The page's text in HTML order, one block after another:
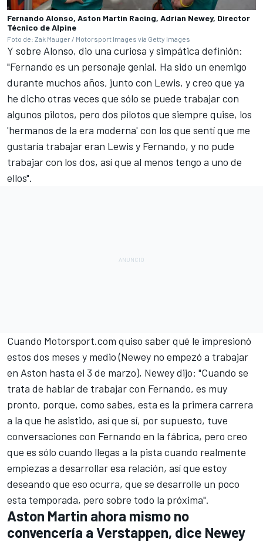
Fernando Alonso, Aston Martin Racing, Adrian Newey, Director
Técnico de Alpine
Foto de: Zak Mauger / Motorsport Images via Getty Images
Y sobre Alonso, dio una curiosa y simpática definión:
"Fernando es un personaje genial. Ha sido un enemigo
durante muchos años, junto con Lewis, y creo que ya
he dicho otras veces que sólo se puede trabajar con
algunos pilotos, pero dos pilotos que siempre quise, los
'hermanos de la era moderna' con los que sentí que me
gustaría trabajar eran Lewis y Fernando, y no pude
trabajar con los dos, así que al menos tengo a uno de
ellos".
Cuando Motorsport.com quiso saber qué le impresionó
estos dos meses y medio (Newey no empezó a trabajar
en Aston hasta el 3 de marzo), Newey dijo: "Cuando se
trata de hablar de trabajar con Fernando, es muy
pronto, porque, como sabes, esta es la primera carrera
a la que he asistido, así que sí, por supuesto, tuve
conversaciones con Fernando en la fábrica, pero creo
que es sólo cuando llegas a la pista cuando realmente
empiezas a desarrollar esa relación, así que estoy
deseando que eso ocurra, que se desarrolle un poco
esta temporada, pero sobre todo la próxima".
Aston Martin ahora mismo no
convencería a Verstappen, dice Newey